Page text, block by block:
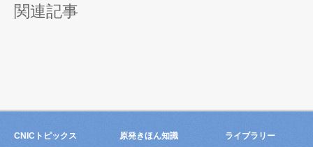
関連記事
CNICトピックス 原発きほん知識 ライブラリー